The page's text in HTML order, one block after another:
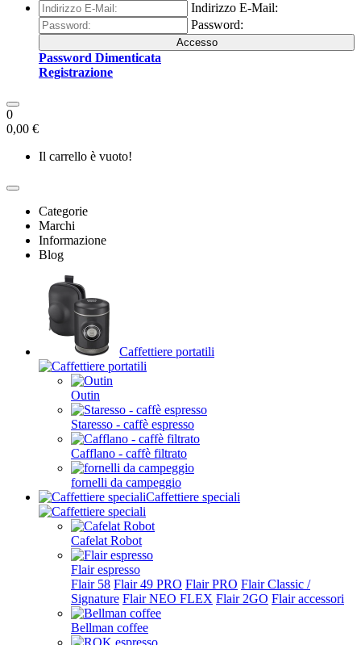
Indirizzo E-Mail:
Password:
Accesso
Password Dimenticata
Registrazione
0
0,00 €
Il carrello è vuoto!
Categorie
Marchi
Informazione
Blog
Caffettiere portatili
Outin
Staresso - caffè espresso
Cafflano - caffè filtrato
fornelli da campeggio
Caffettiere speciali
Cafelat Robot
Flair espresso
Flair 58 Flair 49 PRO Flair PRO Flair Classic /
Signature Flair NEO FLEX Flair 2GO Flair accessori
Bellman coffee